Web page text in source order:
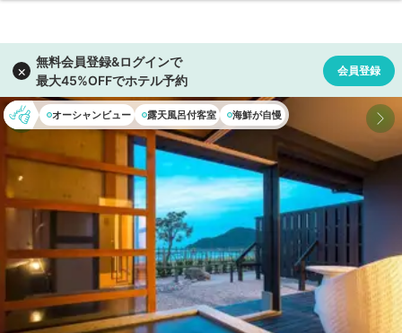
オーシャンビュー 露天風呂付客室 海鮮が自慢